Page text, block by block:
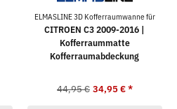
ELMASLINE 3D Kofferraumwanne für
CITROEN C3 2009-2016 |
Kofferraummatte
Kofferraumabdeckung
44,95 € 34,95 €*